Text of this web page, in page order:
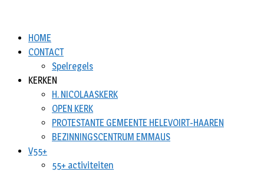
HOME
CONTACT
Spelregels
KERKEN
H. NICOLAASKERK
OPEN KERK
PROTESTANTE GEMEENTE HELEVOIRT-HAAREN
BEZINNINGSCENTRUM EMMAUS
V55+
55+ activiteiten